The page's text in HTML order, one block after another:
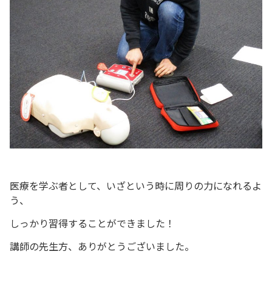
医療を学ぶ者として、いざという時に周りの力になれるよ
う、
しっかり習得することができました！
講師の先生方、ありがとうございました。